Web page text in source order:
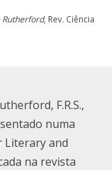
, Rev. Ciência
F.R.S.,
numa
Literary and
na revista